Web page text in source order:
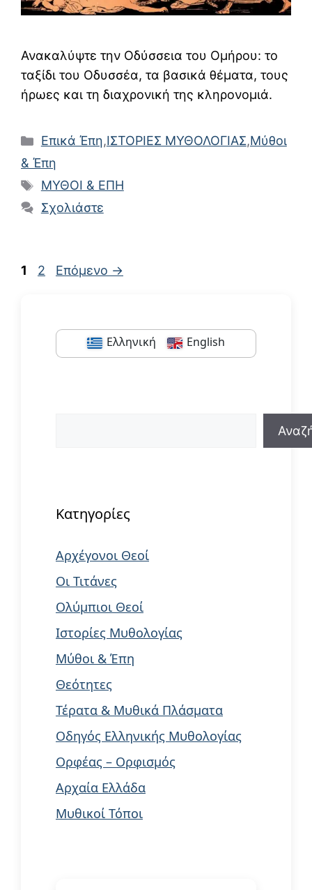
Ανακαλύψτε την Οδύσσεια του Ομήρου: το
ταξίδι του Οδυσσέα, τα βασικά θέματα, τους
ήρωες και τη διαχρονική της κληρονομιά.
Κατηγορίες
Επικά Έπη,ΙΣΤΟΡΙΕΣ ΜΥΘΟΛΟΓΙΑΣ,Μύθοι
& Έπη
Ετικέτες
ΜΥΘΟΙ & ΕΠΗ
Σχολιάστε
Σελίδα
1 Σελίδα
2 Επόμενο →
Ελληνική English
Κατηγορίες
Αρχέγονοι Θεοί
Οι Τιτάνες
Ολύμπιοι Θεοί
Ιστορίες Μυθολογίας
Μύθοι & Έπη
Θεότητες
Τέρατα & Μυθικά Πλάσματα
Οδηγός Ελληνικής Μυθολογίας
Ορφέας – Ορφισμός
Αρχαία Ελλάδα
Μυθικοί Τόποι